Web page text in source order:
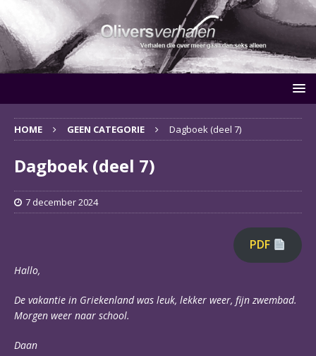
HOME GEEN CATEGORIE Dagboek (deel 7)
Dagboek (deel 7)
7 december 2024
PDF
Hallo,
De vakantie in Griekenland was leuk, lekker weer, fijn zwembad.
Morgen weer naar school.
Daan